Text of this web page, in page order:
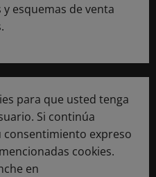
esquemas de venta
para que usted tenga
Si continúa
consentimiento expreso
cookies.
en